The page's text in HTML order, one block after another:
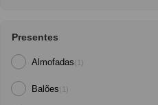
Presentes
Almofadas(1)
Balões(1)